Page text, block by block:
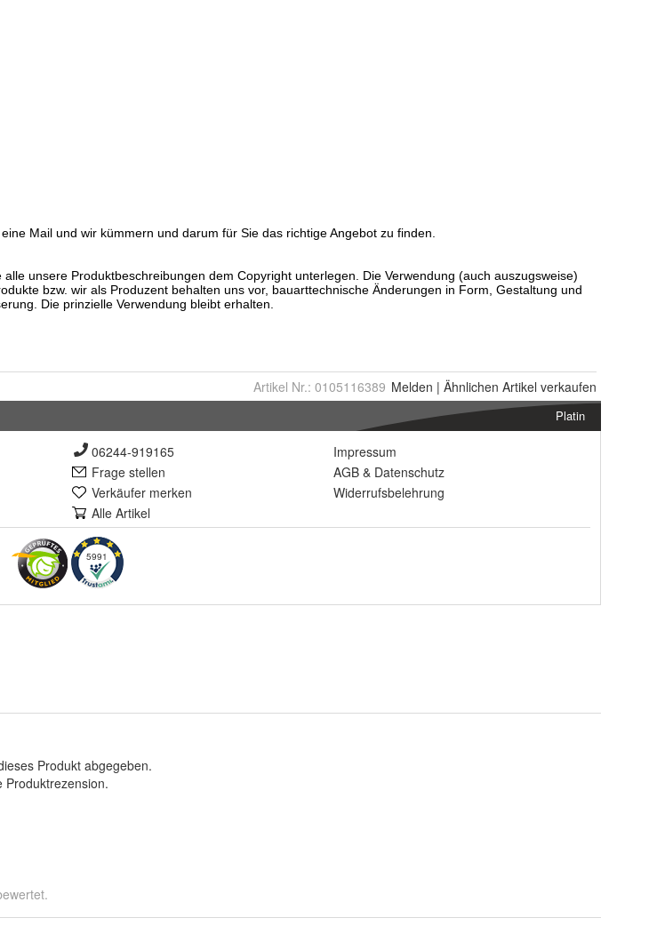
Artikel Nr.: 0105116389 Melden | Ähnlichen Artikel verkaufen
Platin
06244-919165
Frage stellen
Verkäufer merken
Alle Artikel
Impressum
AGB & Datenschutz
Widerrufsbelehrung
5991
Produkt abgegeben.
Produktrezension.